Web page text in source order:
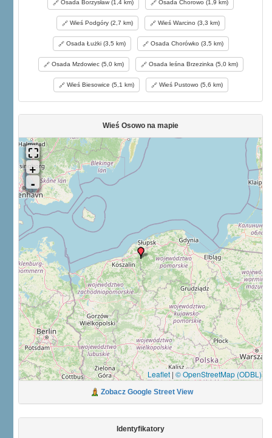
Osada Borzysław (1,4 km) Osada Chorowo (1,9 km)
Wieś Podgóry (2,7 km) Wieś Warcino (3,3 km)
Osada Łużki (3,5 km) Osada Chorówko (3,5 km)
Osada Mzdowiec (5,0 km) Osada leśna Brzezinka (5,0 km)
Wieś Biesowice (5,1 km) Wieś Pustowo (5,6 km)
Wieś Osowo na mapie
Leaflet | © OpenStreetMap (ODBL)
Zobacz Google Street View
Identyfikatory